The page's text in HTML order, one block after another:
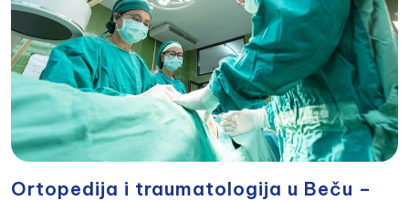
Ortopedija i traumatologija u Beču –